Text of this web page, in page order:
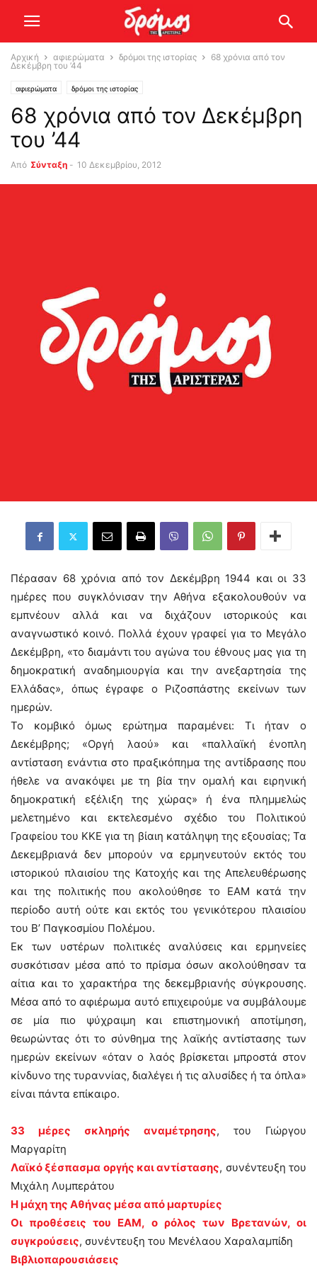
Αρχική αφιερώματα δρόμοι της ιστορίας
68 χρόνια από τον
Δεκέμβρη του ’44
αφιερώματα δρόμοι της ιστορίας
68 χρόνια από τον Δεκέμβρη
του ’44
Από Σύνταξη - 10 Δεκεμβρίου, 2012
Πέρασαν 68 χρόνια από τον Δεκέμβρη 1944 και οι 33
ημέρες που συγκλόνισαν την Αθήνα εξακολουθούν να
εμπνέουν αλλά και να διχάζουν ιστορικούς και
αναγνωστικό κοινό. Πολλά έχουν γραφεί για το Μεγάλο
Δεκέμβρη, «το διαμάντι του αγώνα του έθνους μας για τη
δημοκρατική αναδημιουργία και την ανεξαρτησία της
Ελλάδας», όπως έγραφε ο Ριζοσπάστης εκείνων των
ημερών.
Το κομβικό όμως ερώτημα παραμένει: Τι ήταν ο
Δεκέμβρης; «Οργή λαού» και «παλλαϊκή ένοπλη
αντίσταση ενάντια στο πραξικόπημα της αντίδρασης που
ήθελε να ανακόψει με τη βία την ομαλή και ειρηνική
δημοκρατική εξέλιξη της χώρας» ή ένα πλημμελώς
μελετημένο και εκτελεσμένο σχέδιο του Πολιτικού
Γραφείου του ΚΚΕ για τη βίαιη κατάληψη της εξουσίας; Τα
Δεκεμβριανά δεν μπορούν να ερμηνευτούν εκτός του
ιστορικού πλαισίου της Κατοχής και της Απελευθέρωσης
και της πολιτικής που ακολούθησε το ΕΑΜ κατά την
περίοδο αυτή ούτε και εκτός του γενικότερου πλαισίου
του Β’ Παγκοσμίου Πολέμου.
Εκ των υστέρων πολιτικές αναλύσεις και ερμηνείες
συσκότισαν μέσα από το πρίσμα όσων ακολούθησαν τα
αίτια και το χαρακτήρα της δεκεμβριανής σύγκρουσης.
Μέσα από το αφιέρωμα αυτό επιχειρούμε να συμβάλουμε
σε μία πιο ψύχραιμη και επιστημονική αποτίμηση,
θεωρώντας ότι το σύνθημα της λαϊκής αντίστασης των
ημερών εκείνων «όταν ο λαός βρίσκεται μπροστά στον
κίνδυνο της τυραννίας, διαλέγει ή τις αλυσίδες ή τα όπλα»
είναι πάντα επίκαιρο.
33 μέρες σκληρής αναμέτρησης, του Γιώργου
Μαργαρίτη
Λαϊκό ξέσπασμα οργής και αντίστασης, συνέντευξη του
Μιχάλη Λυμπεράτου
Η μάχη της Αθήνας μέσα από μαρτυρίες
Οι προθέσεις του ΕΑΜ, ο ρόλος των Βρετανών, οι
συγκρούσεις, συνέντευξη του Μενέλαου Χαραλαμπίδη
Βιβλιοπαρουσιάσεις